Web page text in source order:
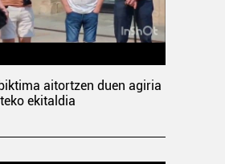
aitortzen duen agiria
ekitaldia